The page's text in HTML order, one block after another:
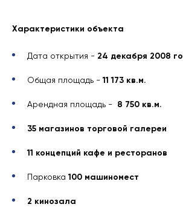
Характеристики объекта
Дата открытия - 24 декабря 2008
Общая площадь -11 173 кв.м.
Арендная площадь - 8 750 кв.м.
35 магазинов торговой галереи
11 концепций кафе и ресторанов
Парковка 100 машиномест
2 кинозала